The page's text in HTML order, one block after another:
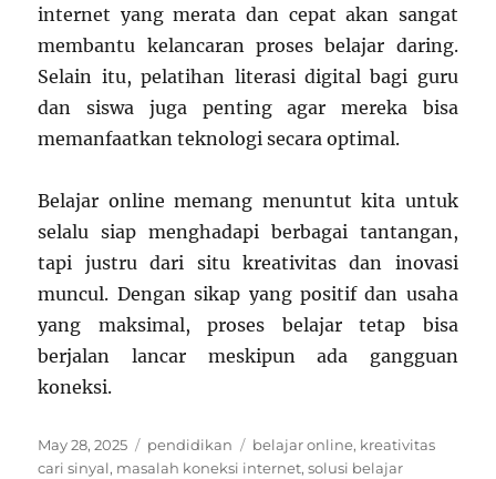
internet yang merata dan cepat akan sangat
membantu kelancaran proses belajar daring.
Selain itu, pelatihan literasi digital bagi guru
dan siswa juga penting agar mereka bisa
memanfaatkan teknologi secara optimal.
Belajar online memang menuntut kita untuk
selalu siap menghadapi berbagai tantangan,
tapi justru dari situ kreativitas dan inovasi
muncul. Dengan sikap yang positif dan usaha
yang maksimal, proses belajar tetap bisa
berjalan lancar meskipun ada gangguan
koneksi.
Posted
on
May 28, 2025 Categories
pendidikan Tags
belajar online, kreativitas
cari sinyal, masalah koneksi internet,solusi belajar